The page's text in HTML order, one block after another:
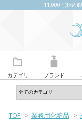
11,000円(税込)
カテゴリ ブランド
TOP > 業務用化粧品 >